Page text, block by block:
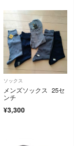
ソックス
メンズソックス 25セ
ンチ
¥3,300